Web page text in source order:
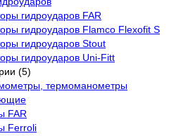
гидроударов FAR
гидроударов Flamco Flexofit S
гидроударов Stout
гидроударов Uni-Fitt
(5)
термоманометры
FAR
Ferroli